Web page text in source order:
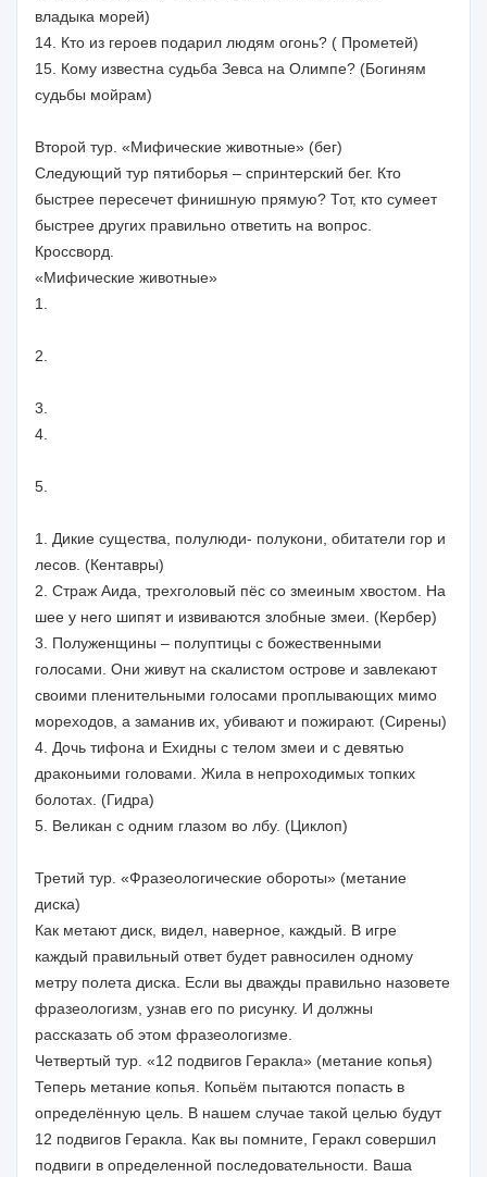
владыка морей)
14. Кто из героев подарил людям огонь? ( Прометей)
15. Кому известна судьба Зевса на Олимпе? (Богиням
судьбы мойрам)
Второй тур. «Мифические животные» (бег)
Следующий тур пятиборья – спринтерский бег. Кто
быстрее пересечет финишную прямую? Тот, кто сумеет
быстрее других правильно ответить на вопрос.
Кроссворд.
«Мифические животные»
1.
2.
3.
4.
5.
1. Дикие существа, полулюди- полукони, обитатели гор и
лесов. (Кентавры)
2. Страж Аида, трехголовый пёс со змеиным хвостом. На
шее у него шипят и извиваются злобные змеи. (Кербер)
3. Полуженщины – полуптицы с божественными
голосами. Они живут на скалистом острове и завлекают
своими пленительными голосами проплывающих мимо
мореходов, а заманив их, убивают и пожирают. (Сирены)
4. Дочь тифона и Ехидны с телом змеи и с девятью
драконьими головами. Жила в непроходимых топких
болотах. (Гидра)
5. Великан с одним глазом во лбу. (Циклоп)
Третий тур. «Фразеологические обороты» (метание
диска)
Как метают диск, видел, наверное, каждый. В игре
каждый правильный ответ будет равносилен одному
метру полета диска. Если вы дважды правильно назовете
фразеологизм, узнав его по рисунку. И должны
рассказать об этом фразеологизме.
Четвертый тур. «12 подвигов Геракла» (метание копья)
Теперь метание копья. Копьём пытаются попасть в
определённую цель. В нашем случае такой целью будут
12 подвигов Геракла. Как вы помните, Геракл совершил
подвиги в определенной последовательности. Ваша